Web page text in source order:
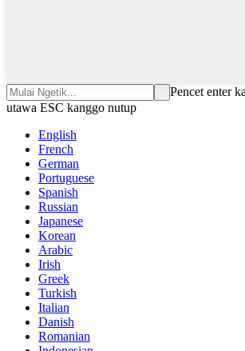
Pencet enter
utawa ESC kanggo nutup
English
French
German
Portuguese
Spanish
Russian
Japanese
Korean
Arabic
Irish
Greek
Turkish
Italian
Danish
Romanian